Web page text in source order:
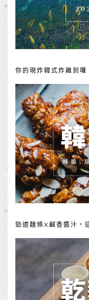
你的現炸韓式炸雞到囉
勁道麵條X鹹香醬汁，